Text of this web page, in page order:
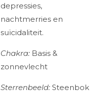
depressies,
nachtmerries en
suïcidaliteit.
Chakra: Basis &
zonnevlecht
Sterrenbeeld: Steenbok